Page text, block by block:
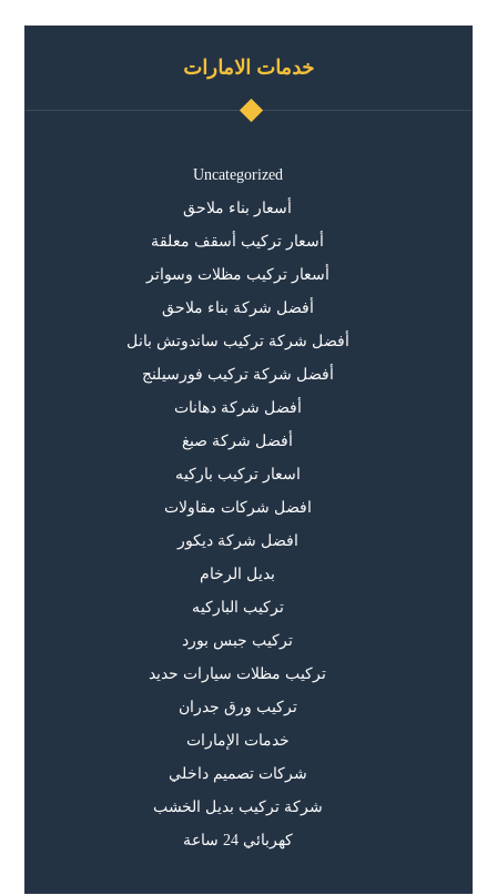
خدمات الامارات
Uncategorized
أسعار بناء ملاحق
أسعار تركيب أسقف معلقة
أسعار تركيب مظلات وسواتر
أفضل شركة بناء ملاحق
أفضل شركة تركيب ساندوتش بانل
أفضل شركة تركيب فورسيلنج
أفضل شركة دهانات
أفضل شركة صبغ
اسعار تركيب باركيه
افضل شركات مقاولات
افضل شركة ديكور
بديل الرخام
تركيب الباركيه
تركيب جبس بورد
تركيب مظلات سيارات حديد
تركيب ورق جدران
خدمات الإمارات
شركات تصميم داخلي
شركة تركيب بديل الخشب
كهربائي 24 ساعة